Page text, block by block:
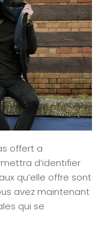
offert a
d’identifier
qu’elle offre sont
avez maintenant
qui se